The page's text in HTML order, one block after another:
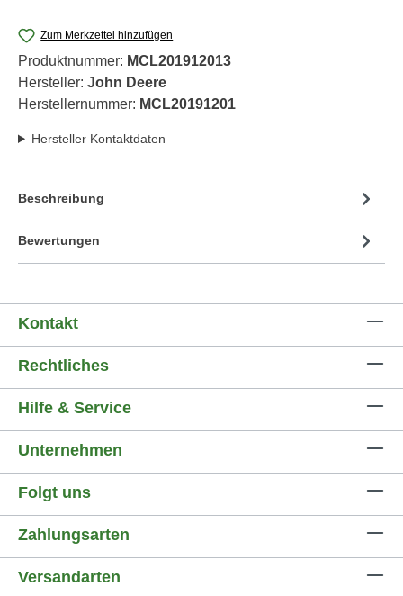
Zum Merkzettel hinzufügen
Produktnummer: MCL201912013
Hersteller: John Deere
Herstellernummer: MCL20191201
Hersteller Kontaktdaten
Beschreibung
Bewertungen
Kontakt
Rechtliches
Hilfe & Service
Unternehmen
Folgt uns
Zahlungsarten
Versandarten